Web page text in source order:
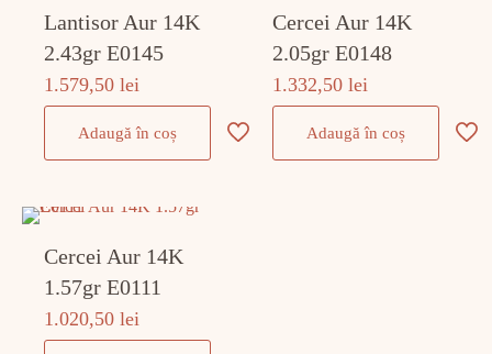
Lantisor Aur 14K
2.43gr E0145
1.579,50lei
Adaugă în coș
Cercei Aur 14K
2.05gr E0148
1.332,50lei
Adaugă în coș
Cercei Aur 14K
1.57gr E0111
1.020,50lei